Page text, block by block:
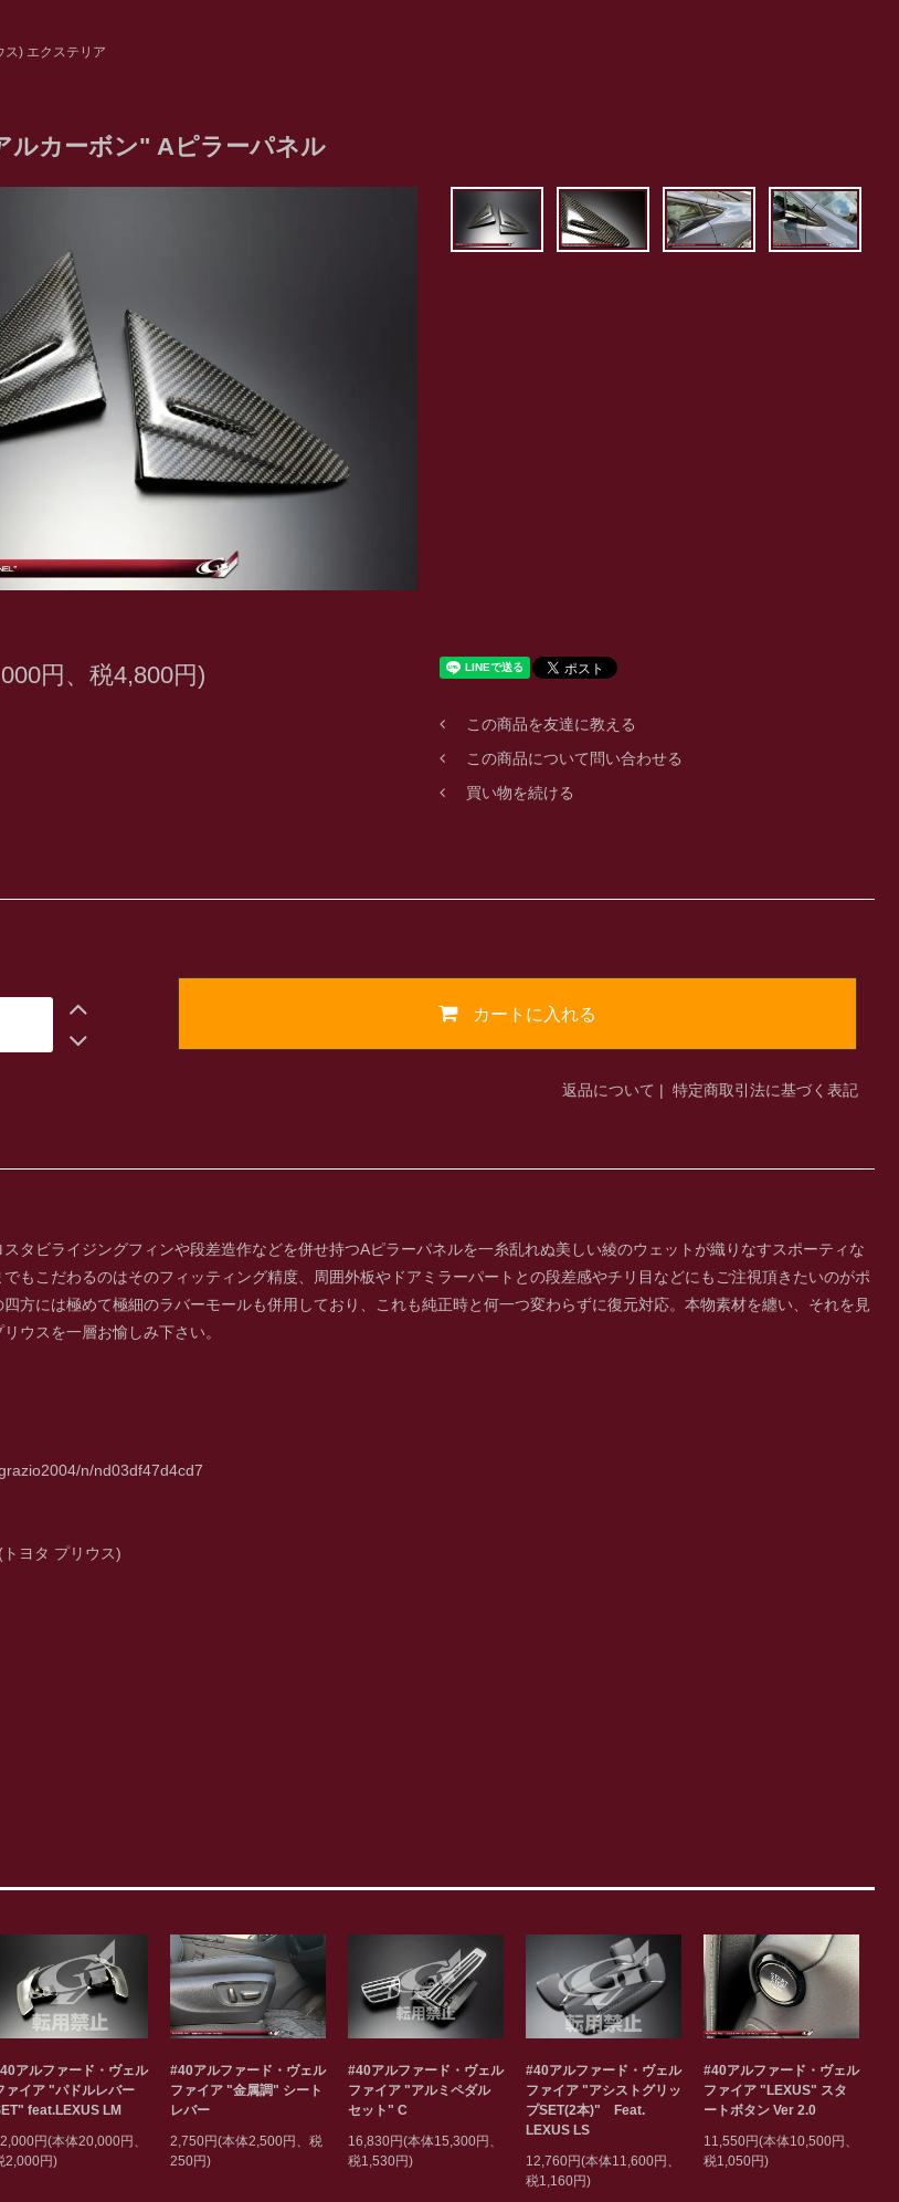
) エクステリア
ルカーボン" Aピラーパネル
円、税4,800円)
この商品を友達に教える
この商品について問い合わせる
買い物を続ける
カートに入れる
返品について | 特定商取引法に基づく表記
タビライジングフィンや段差造作などを併せ持つAピラーパネルを一糸乱れぬ美しい綾のウェットが織りなすスポーティな
もこだわるのはそのフィッティング精度、周囲外板やドアミラーパートとの段差感やチリ目などにもご注視頂きたいのがポ
方には極めて極細のラバーモールも併用しており、これも純正時と何一つ変わらずに復元対応。本物素材を纏い、それを見
ウスを一層お愉しみ下さい。
n/nd03df47d4cd7
ヨタ プリウス)
アルファード・ヴェル
ァイア "パドルレバー
feat.LEXUS LM
円(本体20,000円、
2,000円)
#40アルファード・ヴェル
ファイア "金属調" シート
レバー
2,750円(本体2,500円、税
250円)
#40アルファード・ヴェル
ファイア "アルミペダル
セット" C
16,830円(本体15,300円、
税1,530円)
#40アルファード・ヴェル
ファイア "アシストグリッ
プSET(2本)" Feat.
LEXUS LS
12,760円(本体11,600円、
税1,160円)
#40アルファード・ヴェル
ファイア "LEXUS" スタ
ートボタン Ver 2.0
11,550円(本体10,500円、
税1,050円)